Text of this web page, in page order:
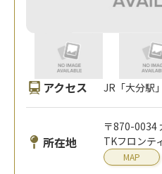
アクセス JR「大分駅
所在地
〒870-0034
TKフロンテ
MAP